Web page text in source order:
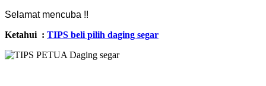
Selamat mencuba !!
Ketahui : TIPS beli pilih daging segar